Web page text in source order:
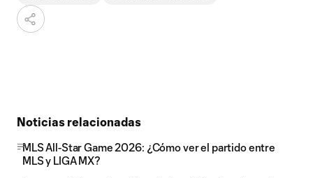
Noticias relacionadas
MLS All-Star Game 2026: ¿Cómo ver el partido entre
MLS y LIGA MX?